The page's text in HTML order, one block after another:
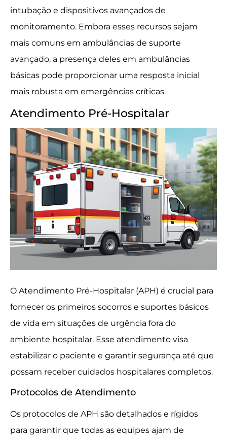
intubação e dispositivos avançados de
monitoramento. Embora esses recursos sejam
mais comuns em ambulâncias de suporte
avançado, a presença deles em ambulâncias
básicas pode proporcionar uma resposta inicial
mais robusta em emergências críticas.
Atendimento Pré-Hospitalar
O Atendimento Pré-Hospitalar (APH) é crucial para
fornecer os primeiros socorros e suportes básicos
de vida em situações de urgência fora do
ambiente hospitalar. Esse atendimento visa
estabilizar o paciente e garantir segurança até que
possam receber cuidados hospitalares completos.
Protocolos de Atendimento
Os protocolos de APH são detalhados e rígidos
para garantir que todas as equipes ajam de